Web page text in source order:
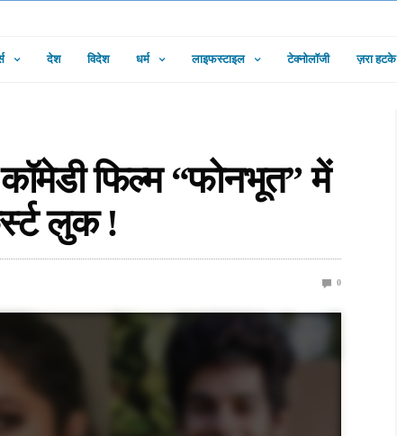
देश विदेश धर्म लाइफस्टाइल टेक्नोलॉजी ज़रा हटके
फिल्म “फोनभूत” में
लुक !
0